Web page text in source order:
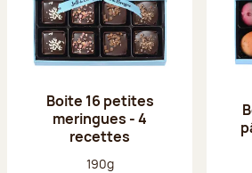
Boite 16 petites
meringues - 4
recettes
Poids net :
190g